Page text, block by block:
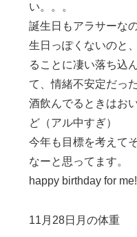
い。。。
誕生日もアラサーな
生日っぽくないのと
ることに凄い落ち込
て、情緒不安定だっ
酒飲んでるときはお
ど（アル中すぎ）
今年も目標を考えて
なーと思ってます。
happy birthday for
11月28日月の体重